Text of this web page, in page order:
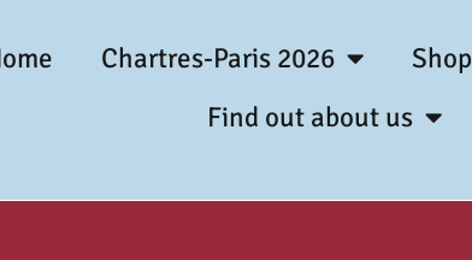
Chartres-Paris 2026 Shop
Find out about us